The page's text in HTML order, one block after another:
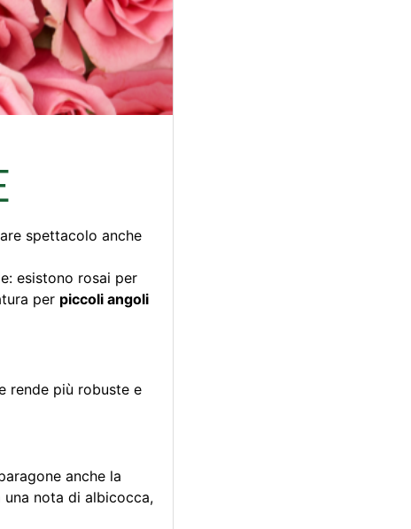
spettacolo anche
esistono rosai per
per piccoli angoli
rende più robuste e
anche la
una nota di albicocca,